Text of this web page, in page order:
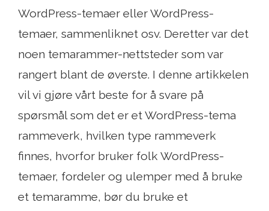
WordPress-temaer eller WordPress-
temaer, sammenliknet osv. Deretter var det
noen temarammer-nettsteder som var
rangert blant de øverste. I denne artikkelen
vil vi gjøre vårt beste for å svare på
spørsmål som det er et WordPress-tema
rammeverk, hvilken type rammeverk
finnes, hvorfor bruker folk WordPress-
temaer, fordeler og ulemper med å bruke
et temaramme, bør du bruke et